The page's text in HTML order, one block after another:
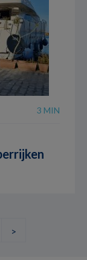
3 MIN
>